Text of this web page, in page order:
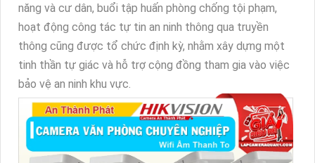
năng và cư dân, buổi tập huấn phòng chống tội phạm,
hoạt động công tác tự tin an ninh thông qua truyền
thông cũng được tổ chức định kỳ, nhằm xây dựng một
tinh thần tự giác và hỗ trợ cộng đồng tham gia vào việc
bảo vệ an ninh khu vực.